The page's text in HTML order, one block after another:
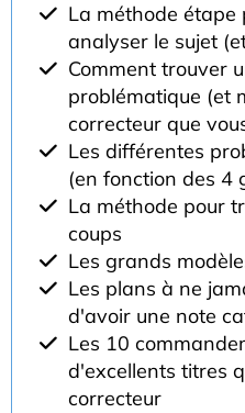
La méthode étape
analyser le sujet
Comment trouver
problématique (et
correcteur que
Les différentes
(en fonction des 4
La méthode pour
coups
Les grands
Les plans à ne
d'avoir une note
Les 10
d'excellents titres
correcteur